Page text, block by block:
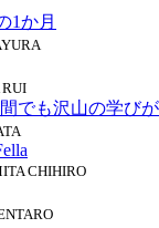
1か月
RUI
でも沢山の学びが
CHIHIRO